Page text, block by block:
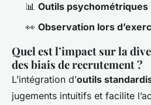
📊 Outils psychométriques
👀 Observation lors
Quel est l’impact sur la
des biais de recrutement ?
L’intégration d’outils
jugements intuitifs et facilite